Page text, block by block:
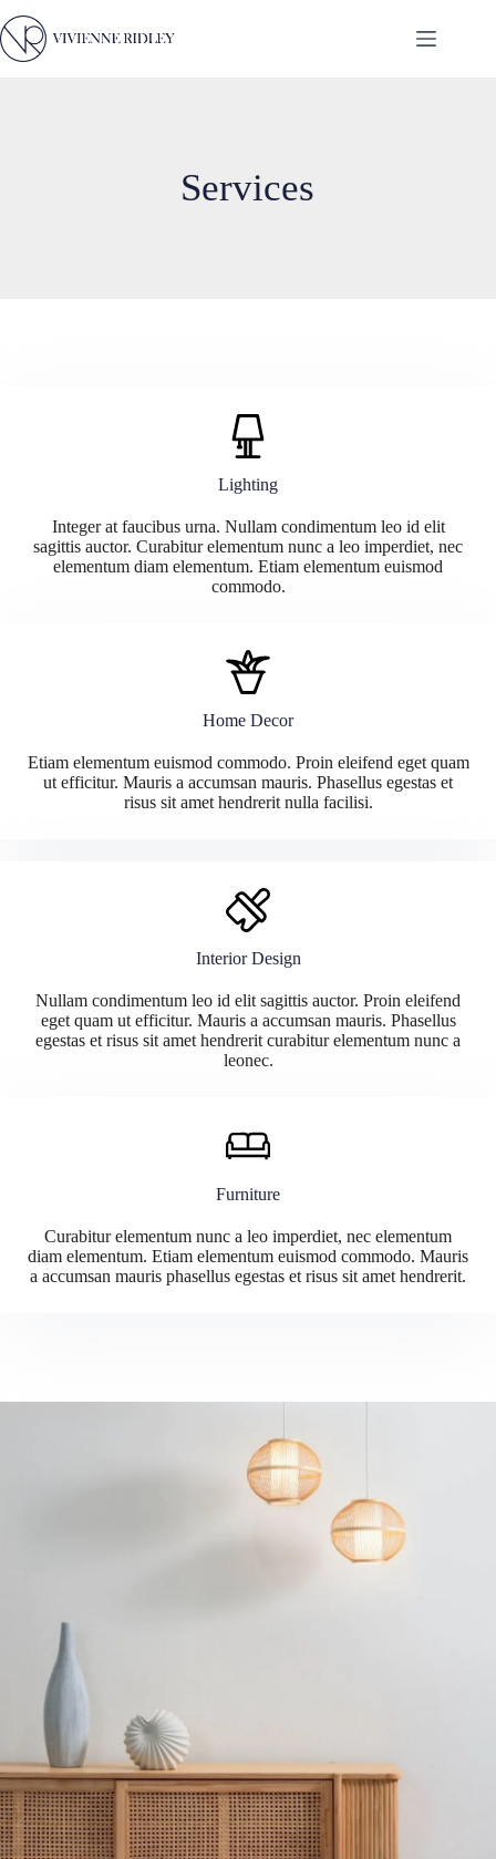
to
content
Services
Lighting
Integer at faucibus urna. Nullam condimentum leo id elit
sagittis auctor. Curabitur elementum nunc a leo imperdiet, nec
elementum diam elementum. Etiam elementum euismod
commodo.
Home Decor
Etiam elementum euismod commodo. Proin eleifend eget quam
ut efficitur. Mauris a accumsan mauris. Phasellus egestas et
risus sit amet hendrerit nulla facilisi.
Interior Design
Nullam condimentum leo id elit sagittis auctor. Proin eleifend
eget quam ut efficitur. Mauris a accumsan mauris. Phasellus
egestas et risus sit amet hendrerit curabitur elementum nunc a
leonec.
Furniture
Curabitur elementum nunc a leo imperdiet, nec elementum
diam elementum. Etiam elementum euismod commodo. Mauris
a accumsan mauris phasellus egestas et risus sit amet hendrerit.